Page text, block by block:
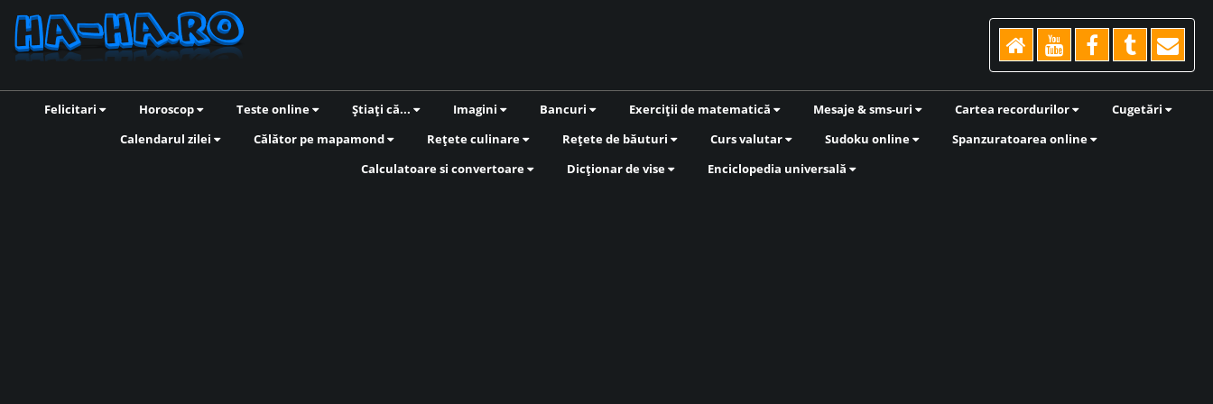
Felicitari Horoscop Teste online Știați că... Imagini Bancuri Exerciții de matematică Mesaje & sms-uri Cartea recordurilor
Cugetări
Calendarul zilei
Călător pe mapamond Rețete culinare Rețete de băuturi Curs valutar Sudoku online
Spanzuratoarea online
Calculatoare si convertoare
Dicționar de vise Enciclopedia universală